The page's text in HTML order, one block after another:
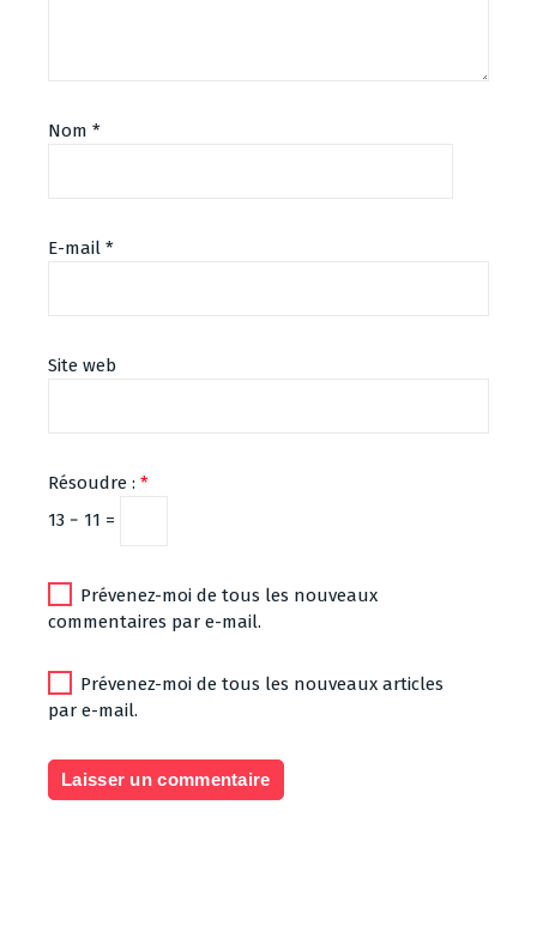
Nom *
E-mail *
Site web
Résoudre : *
13 − 11 =
Prévenez-moi de tous les nouveaux
commentaires par e-mail.
Prévenez-moi de tous les nouveaux articles
par e-mail.